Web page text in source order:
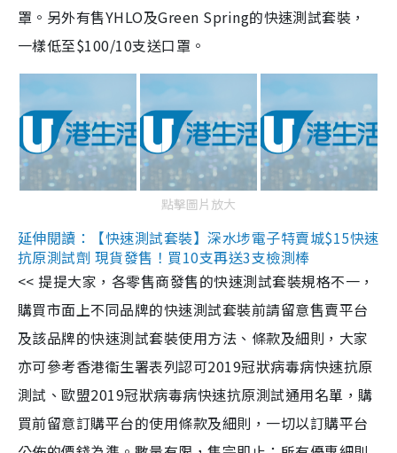
罩。另外有售YHLO及Green Spring的快速測試套裝，
一樣低至$100/10支送口罩。
點擊圖片放大
延伸閱讀：【快速測試套裝】深水埗電子特賣城$15快速
抗原測試劑 現貨發售！買10支再送3支檢測棒
<< 提提大家，各零售商發售的快速測試套裝規格不一，
購買市面上不同品牌的快速測試套裝前請留意售賣平台
及該品牌的快速測試套裝使用方法、條款及細則，大家
亦可參考香港衞生署表列認可2019冠狀病毒病快速抗原
測試、歐盟2019冠狀病毒病快速抗原測試通用名單，購
買前留意訂購平台的使用條款及細則，一切以訂購平台